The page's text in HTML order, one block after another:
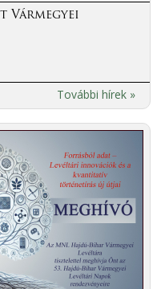
Vármegyei
További hírek »